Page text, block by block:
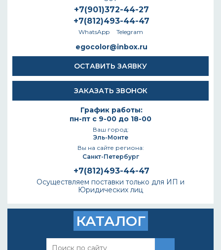
+7(901)372-44-27
+7(812)493-44-47
WhatsApp Telegram
egocolor@inbox.ru
ОСТАВИТЬ ЗАЯВКУ
ЗАКАЗАТЬ ЗВОНОК
График работы:
пн-пт с 9-00 до 18-00
Ваш город:
Эль-Монте
Вы на сайте региона:
Санкт-Петербург
+7(812)493-44-47
Осуществляем поставки только для ИП и
Юридических лиц
КАТАЛОГ